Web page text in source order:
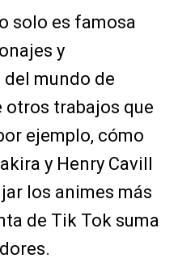
solo es famosa
y
mundo de
otros trabajos que
ejemplo, cómo
y Henry Cavill
los animes más
de Tik Tok suma